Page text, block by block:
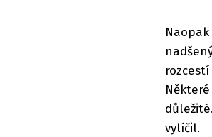
vylíčil.